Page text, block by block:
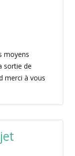
moyens
sortie de
merci à vous